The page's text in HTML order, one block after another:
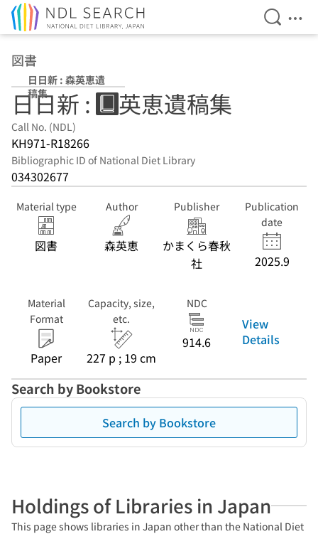
Open
図書
日日新 : 森英恵遺
稿集
日日新 : 森英恵遺稿集
Call No. (NDL)
KH971-R18266
Bibliographic ID of National Diet Library
034302677
Material type
図書
Author
森英恵
Publisher
かまくら春秋
社
Publication
date
2025.9
Material
Format
Paper
Capacity, size,
etc.
227 p ; 19 cm
NDC
914.6
View
Details
Search by Bookstore
Search by Bookstore
Holdings of Libraries in Japan
This page shows libraries in Japan other than the National Diet